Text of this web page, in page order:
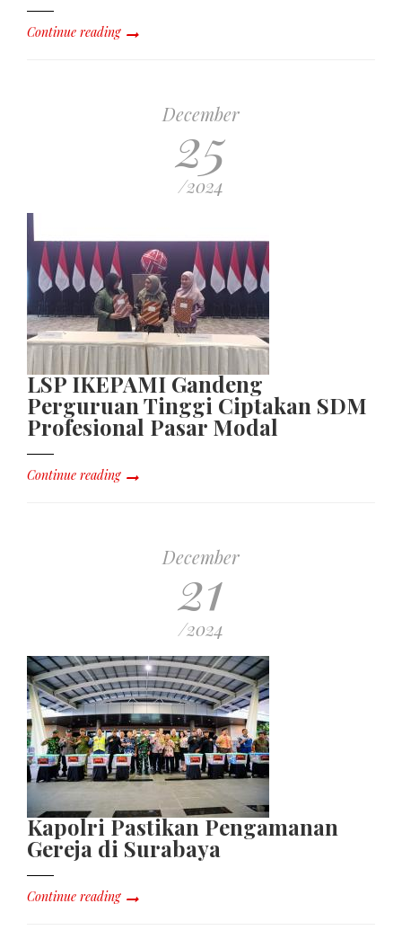
Continue reading
December
25
/2024
LSP IKEPAMI Gandeng
Perguruan Tinggi Ciptakan SDM
Profesional Pasar Modal
Continue reading
December
21
/2024
Kapolri Pastikan Pengamanan
Gereja di Surabaya
Continue reading